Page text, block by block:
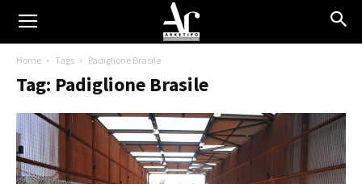
Home Tags Padiglione Brasile
Tag: Padiglione Brasile